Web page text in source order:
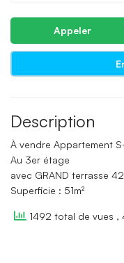
Appeler
Description
À vendre Appartement
Au 3er étage
avec GRAND terrasse
Superficie : 51m²
1492 total de vues ,